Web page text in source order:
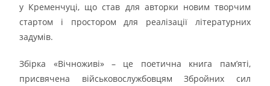
у Кременчуці, що став для авторки новим творчим
стартом і простором для реалізації літературних
задумів.
Збірка «Вічноживі» – це поетична книга пам’яті,
присвячена військовослужбовцям Збройних сил